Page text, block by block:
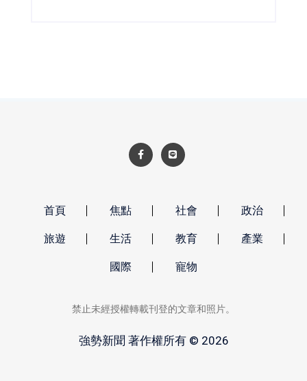
首頁 焦點 社會 政治
旅遊 生活 教育 產業
國際 寵物
禁止未經授權轉載刊登的文章和照片。
強勢新聞 著作權所有 © 2026